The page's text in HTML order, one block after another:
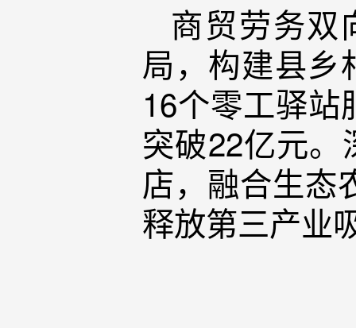
商贸劳务双
局，构建县乡
16个零工驿
突破22亿元。
店，融合生态
释放第三产业